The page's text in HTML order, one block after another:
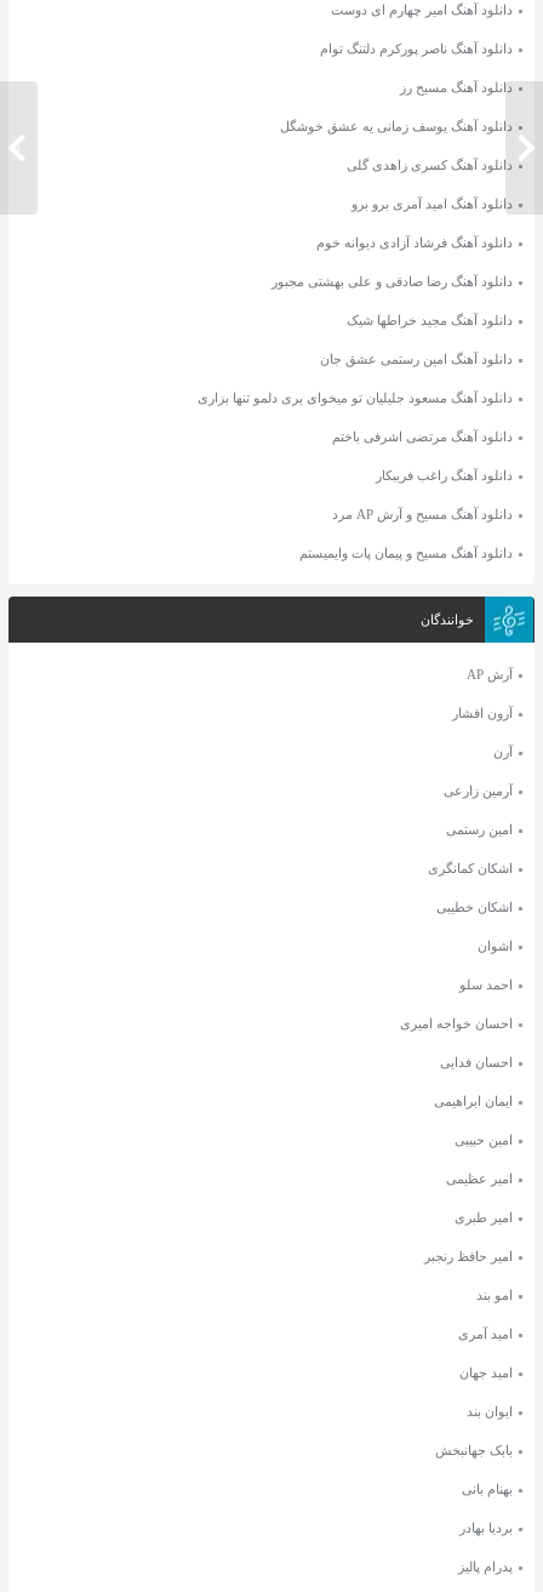
دانلود آهنگ امیر چهارم ای دوست
دانلود آهنگ ناصر پورکرم دلتنگ توام
دانلود آهنگ مسیح رز
دانلود آهنگ یوسف زمانی یه عشق خوشگل
دانلود آهنگ کسری زاهدی گلی
دانلود آهنگ امید آمری برو برو
دانلود آهنگ فرشاد آزادی دیوانه خوم
دانلود آهنگ رضا صادقی و علی بهشتی مجبور
دانلود آهنگ مجید خراطها شیک
دانلود آهنگ امین رستمی عشق جان
دانلود آهنگ مسعود جلیلیان تو میخوای بری دلمو تنها بزاری
دانلود آهنگ مرتضی اشرفی باختم
دانلود آهنگ راغب فریبکار
دانلود آهنگ مسیح و آرش AP مرد
دانلود آهنگ مسیح و پیمان پات وایمیستم
خوانندگان
آرش AP
آرون افشار
آرن
آرمین زارعی
امین رستمی
اشکان کمانگری
اشکان خطیبی
اشوان
احمد سلو
احسان خواجه امیری
احسان فدایی
ایمان ابراهیمی
امین حبیبی
امیر عظیمی
امیر طبری
امیر حافظ رنجبر
امو بند
امید آمری
امید جهان
ایوان بند
بابک جهانبخش
بهنام بانی
بردیا بهادر
پدرام پالیز